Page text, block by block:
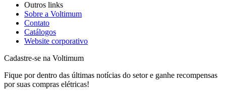
Outros links
Sobre a Voltimum
Contato
Catálogos
Website corporativo
Cadastre-se na Voltimum
Fique por dentro das últimas notícias do setor e ganhe recompensas
por suas compras elétricas!